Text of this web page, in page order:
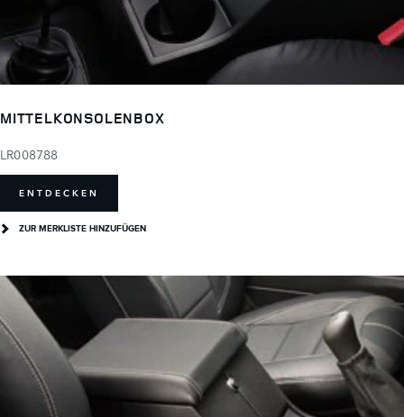
MITTELKONSOLENBOX
LR008788
ENTDECKEN
ZUR MERKLISTE HINZUFÜGEN